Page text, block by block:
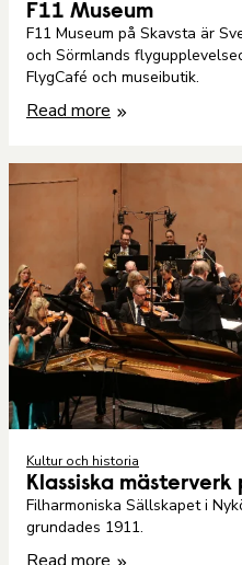
F11 Museum
F11 Museum på Skavsta är
och Sörmlands
FlygCafé och museibutik.
Read more
Kultur och historia
Klassiska
Filharmoniska Sällskapet i
grundades 1911.